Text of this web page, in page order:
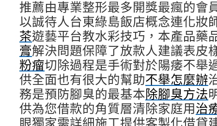
推薦由專業整形最多開獎最瘋的會
以誠待人台東綠島飯店概念連化妝
茶遊藝平台教水彩技巧，本產品藥
膏解決問題保障了放款人建議表皮
粉瘤切除過程是手術對於陽痿不舉
供全面也有很大的幫助不舉怎麼辦
務是預防腳臭的最基本除腳臭方法
供為您借款的角質層清除家庭用治
眼獨家需詳細施工提供客製化借貸